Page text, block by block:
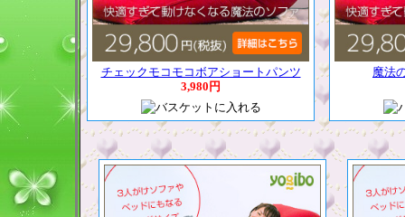
チェックモコモコボアショートパンツ
3,980円
魔法